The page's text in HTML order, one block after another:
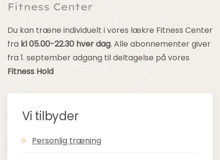
Fitness Center
Du kan træne individuelt i vores lækre Fitness Center
fra kl 05.00-22.30 hver dag. Alle abonnementer giver
fra 1. september adgang til deltagelse på vores
Fitness Hold
Vi tilbyder
Personlig træning